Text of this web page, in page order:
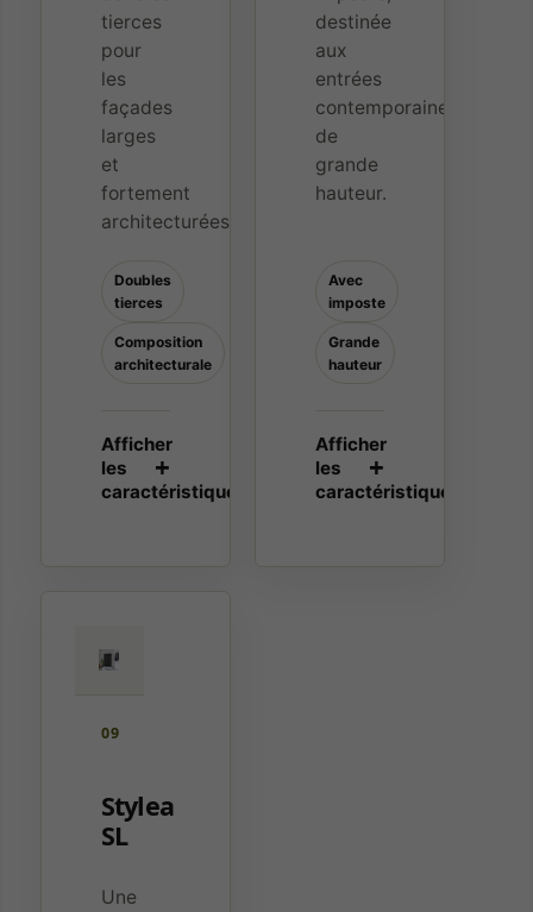
tierces
pour
les
façades
larges
et
fortement
architecturées.
Doubles
tierces
Composition
architecturale
destinée
aux
entrées
contemporaines
de
grande
hauteur.
Avec
imposte
Grande
hauteur
09
Stylea
SL
Une